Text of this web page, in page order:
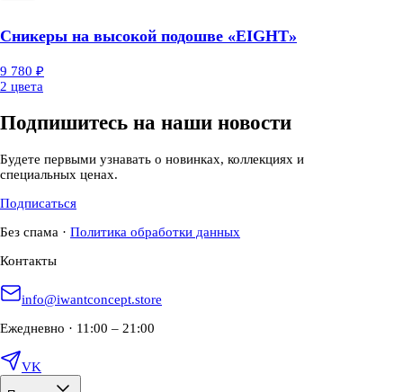
Cникеры на высокой подошве «EIGHT»
9 780 ₽
2 цвета
Подпишитесь на наши новости
Будете первыми узнавать о новинках, коллекциях и
специальных ценах.
Подписаться
Без спама · Политика обработки данных
Контакты
info@iwantconcept.store
Ежедневно · 11:00 – 21:00
VK